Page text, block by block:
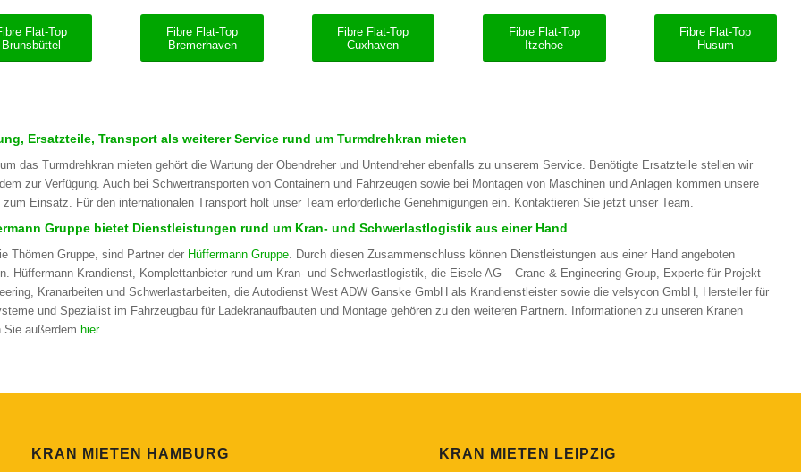
Flat-Top
Brunsbüttel
Fibre Flat-Top
Bremerhaven
Fibre Flat-Top
Cuxhaven
Fibre Flat-Top
Itzehoe
Fibre Flat-Top
Husum
Ersatzteile, Transport als weiterer Service rund um Turmdrehkran mieten
das Turmdrehkran mieten gehört die Wartung der Obendreher und Untendreher ebenfalls zu unserem Service. Benötigte Ersatzteile stellen wir
zur Verfügung. Auch bei Schwertransporten von Containern und Fahrzeugen sowie bei Montagen von Maschinen und Anlagen kommen unsere
zum Einsatz. Für den internationalen Transport holt unser Team erforderliche Genehmigungen ein. Kontaktieren Sie jetzt unser Team.
Gruppe bietet Dienstleistungen rund um Kran- und Schwerlastlogistik aus einer Hand
Thömen Gruppe, sind Partner der Hüffermann Gruppe. Durch diesen Zusammenschluss können Dienstleistungen aus einer Hand angeboten
Hüffermann Krandienst, Komplettanbieter rund um Kran- und Schwerlastlogistik, die Eisele AG – Crane & Engineering Group, Experte für Projekt
Kranarbeiten und Schwerlastarbeiten, die Autodienst West ADW Ganske GmbH als Krandienstleister sowie die velsycon GmbH, Hersteller für
und Spezialist im Fahrzeugbau für Ladekranaufbauten und Montage gehören zu den weiteren Partnern. Informationen zu unseren Kranen
Sie außerdem hier.
KRAN MIETEN HAMBURG KRAN MIETEN LEIPZIG